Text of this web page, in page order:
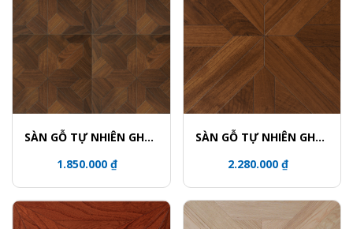
SÀN GỖ TỰ NHIÊN GHÉP
1.850.000 ₫
SÀN GỖ TỰ NHIÊN GHÉP
2.280.000 ₫